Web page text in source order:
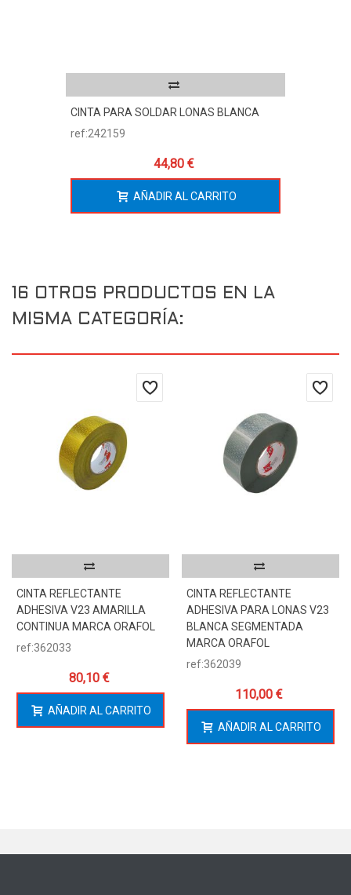
CINTA PARA SOLDAR LONAS BLANCA
ref:242159
44,80 €
AÑADIR AL CARRITO
16 OTROS PRODUCTOS EN LA
MISMA CATEGORÍA:
CINTA REFLECTANTE
ADHESIVA V23 AMARILLA
CONTINUA MARCA ORAFOL
ref:362033
80,10 €
AÑADIR AL CARRITO
CINTA REFLECTANTE
ADHESIVA PARA LONAS V23
BLANCA SEGMENTADA
MARCA ORAFOL
ref:362039
110,00 €
AÑADIR AL CARRITO